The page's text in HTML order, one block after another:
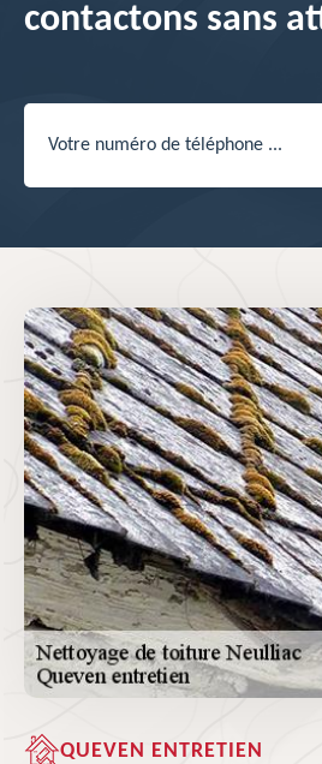
contactons sans
QUEVEN ENTRETIEN